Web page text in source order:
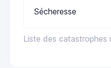
Liste des catastrophes
Sécheresse